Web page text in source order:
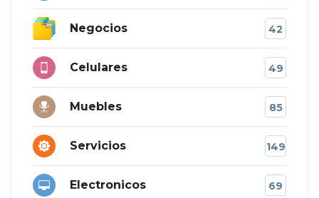
Negocios 42
Celulares 49
Muebles 85
Servicios 149
Electronicos 69